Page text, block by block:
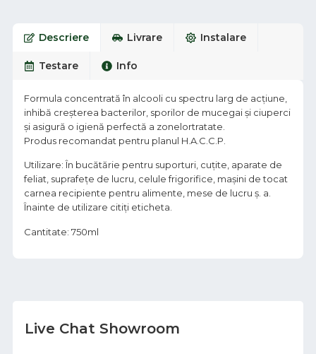
Live Chat Showroom
Descriere Livrare Instalare
Testare Info
Formula concentrată în alcooli cu spectru larg de acțiune,
inhibă creșterea bacterilor, sporilor de mucegai şi ciuperci
și asigură o igienă perfectă a zonelortratate.
Produs recomandat pentru planul H.A.C.C.P.
Utilizare: În bucătărie pentru suporturi, cuţite, aparate de
feliat, suprafeţe de lucru, celule frigorifice, maşini de tocat
carnea recipiente pentru alimente, mese de lucru ș. a.
Înainte de utilizare citiți eticheta.
Cantitate: 750ml